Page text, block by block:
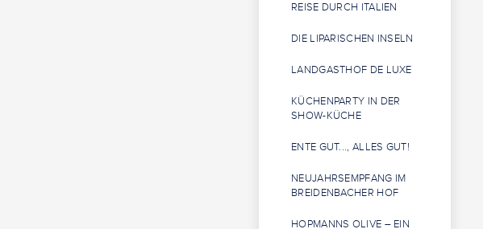
REISE DURCH ITALIEN
DIE LIPARISCHEN INSELN
LANDGASTHOF DE LUXE
KÜCHENPARTY IN DER
SHOW-KÜCHE
ENTE GUT..., ALLES GUT!
NEUJAHRSEMPFANG IM
BREIDENBACHER HOF
HOPMANNS OLIVE – EIN